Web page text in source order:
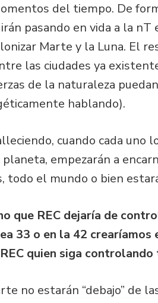
del tiempo. De
pasando en vida a la
Marte y la Luna. El
las ciudades ya
de la naturaleza
hablando).
cuando cada uno
empezarán a
todo el mundo o bien
que REC dejaría de
33 o en la 42
quien siga
no estarán “debajo” de